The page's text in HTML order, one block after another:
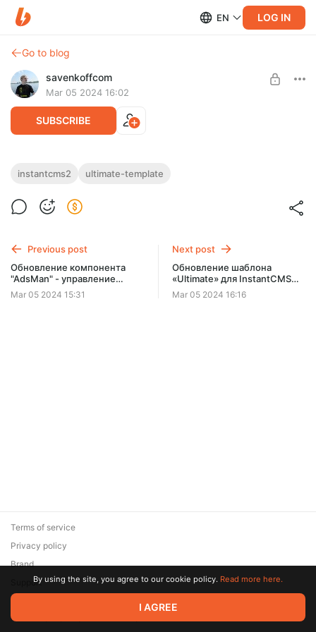
EN LOG IN
Go to blog
savenkoffcom
Mar 05 2024 16:02
SUBSCRIBE
Обновление шаблона «Ultimate» для
В данном посте представлено обновление шаблона для
instantcms2 ultimate-template
Previous post
Обновление компонента
"AdsMan" - управление
рекламой 1.0.3 для
InstantCMS 2.x
Mar 05 2024 15:31
Next post
Обновление шаблона
«Ultimate» для InstantCMS
2.15.2u1
Mar 05 2024 16:16
© 2026 Zaya Solutions Limited. All rights reserved. All trademarks
are the property of their respective owners.
Terms of service
Privacy policy
Brand
SupportBy using the site, you agree to our cookie policy. Read more here.
I AGREE